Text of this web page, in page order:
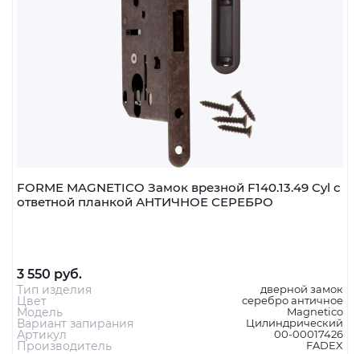
FORME MAGNETICO Замок врезной F140.13.49 Cyl с
ответной планкой АНТИЧНОЕ СЕРЕБРО
3 550 руб.
Тип изделия дверной замок
Цвет серебро античное
Модель Magnetico
Вариант запирания Цилиндрический
Артикул 00-00017426
Производитель FADEX